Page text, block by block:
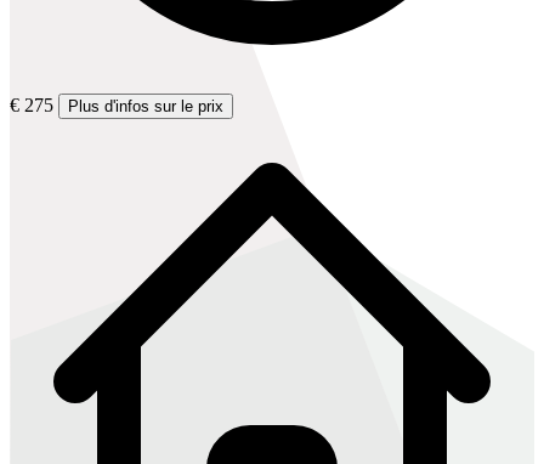
€ 275 Plus d'infos sur le prix